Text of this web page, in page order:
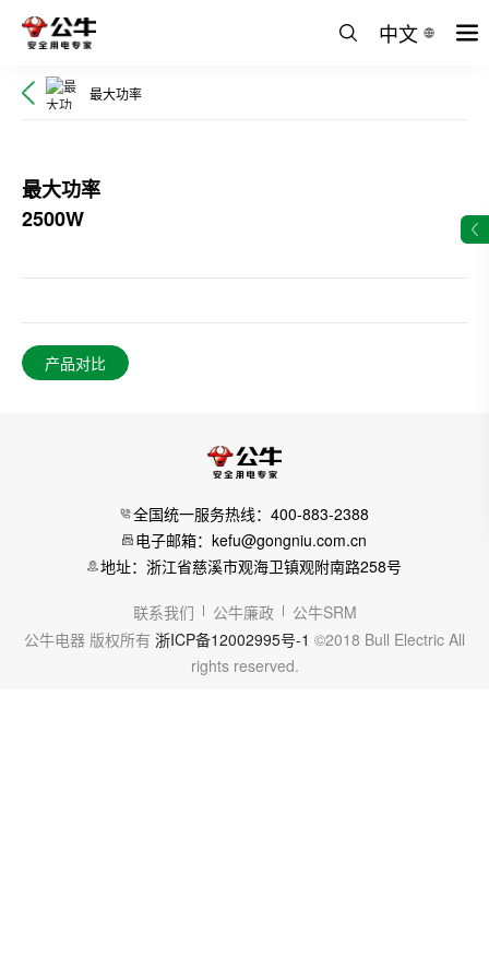
中文
最大功率
最大功率
2500W
产品对比
全国统一服务热线：400-883-2388
电子邮箱：kefu@gongniu.com.cn
地址：浙江省慈溪市观海卫镇观附南路258号
联系我们 公牛廉政
公牛SRM
公牛电器 版权所有 浙ICP备12002995号-1 ©2018 Bull Electric All
rights reserved.